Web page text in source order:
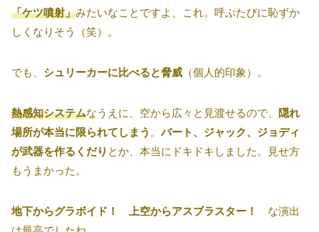
「ケツ噴射」みたいなことですよ、これ。呼ぶたびに恥ずか
しくなりそう（笑）。
でも、 シュリーカーに比べると脅威 （個人的印象）。
熱感知システムなうえに、空から広々と見渡せるので、
隠れ
場所が本当に限られてしまう 。バート、ジャック、ジョディ
が武器を作るくだり とか、本当にドキドキしました。見せ方
もうまかった。
地下からグラボイド！ 上空からアスブラスター！
な演出